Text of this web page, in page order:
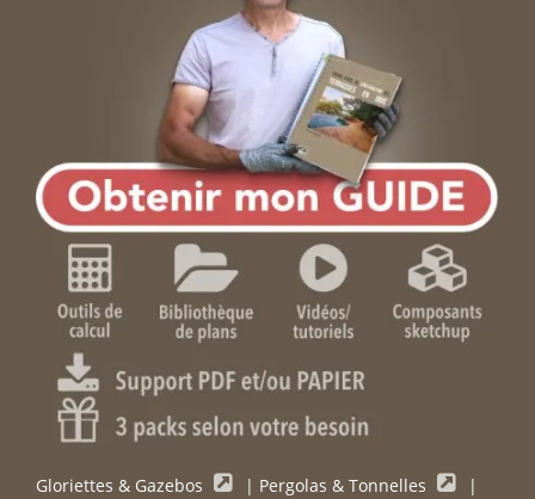
Gloriettes & Gazebos | Pergolas & Tonnelles
|